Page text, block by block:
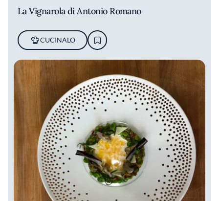
La Vignarola di Antonio Romano
CUCINALO